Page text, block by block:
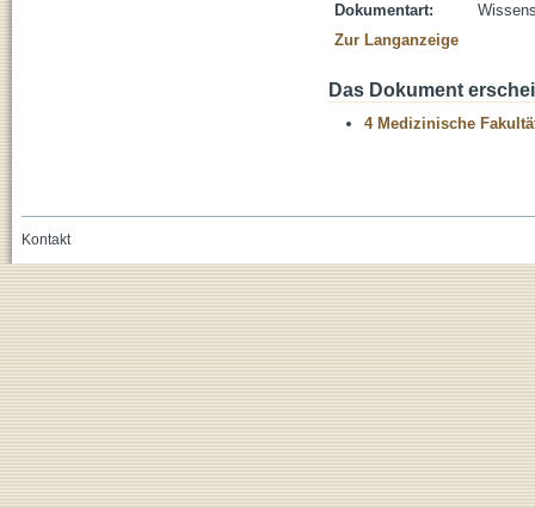
Dokumentart:
Zur Langanzeige
Das Dokument
4 Medizinische
Kontakt